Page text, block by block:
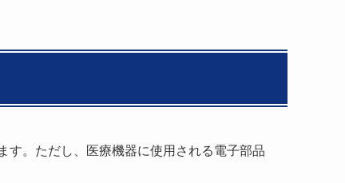
す。ただし、医療機器に使用される電子部品